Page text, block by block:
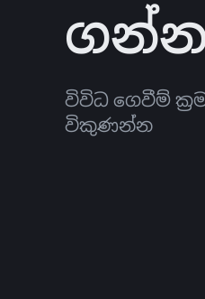
විවිධ ගෙවීම් ක්‍රම
විකුණන්න